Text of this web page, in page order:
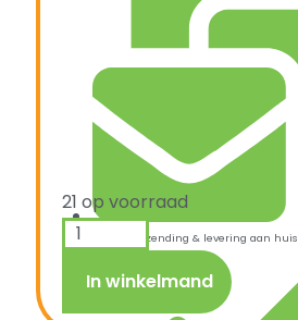
Snelle verzending & levering aan huis
21 op voorraad
In winkelmand